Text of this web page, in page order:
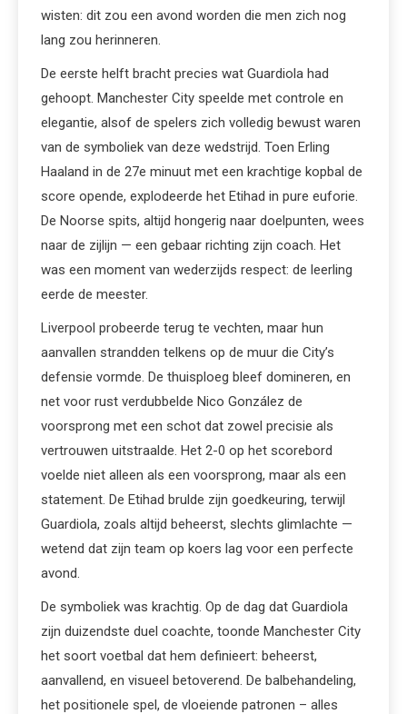
wisten: dit zou een avond worden die men zich nog
lang zou herinneren.
De eerste helft bracht precies wat Guardiola had
gehoopt. Manchester City speelde met controle en
elegantie, alsof de spelers zich volledig bewust waren
van de symboliek van deze wedstrijd. Toen Erling
Haaland in de 27e minuut met een krachtige kopbal de
score opende, explodeerde het Etihad in pure euforie.
De Noorse spits, altijd hongerig naar doelpunten, wees
naar de zijlijn — een gebaar richting zijn coach. Het
was een moment van wederzijds respect: de leerling
eerde de meester.
Liverpool probeerde terug te vechten, maar hun
aanvallen strandden telkens op de muur die City’s
defensie vormde. De thuisploeg bleef domineren, en
net voor rust verdubbelde Nico González de
voorsprong met een schot dat zowel precisie als
vertrouwen uitstraalde. Het 2-0 op het scorebord
voelde niet alleen als een voorsprong, maar als een
statement. De Etihad brulde zijn goedkeuring, terwijl
Guardiola, zoals altijd beheerst, slechts glimlachte —
wetend dat zijn team op koers lag voor een perfecte
avond.
De symboliek was krachtig. Op de dag dat Guardiola
zijn duizendste duel coachte, toonde Manchester City
het soort voetbal dat hem definieert: beheerst,
aanvallend, en visueel betoverend. De balbehandeling,
het positionele spel, de vloeiende patronen – alles